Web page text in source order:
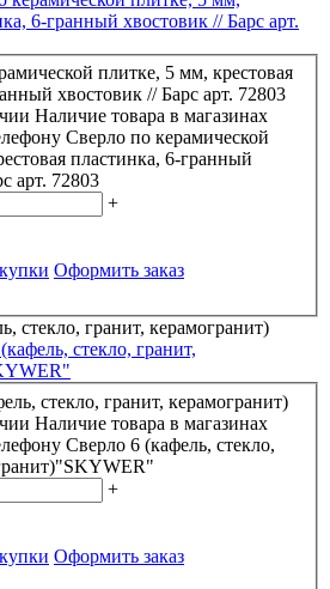
6-гранный хвостовик // Барс арт.
Наличие товара в магазинах
Сверло по керамической
пластинка, 6-гранный
арт. 72803
+
Оформить заказ
стекло, гранит,
Наличие товара в магазинах
Сверло 6 (кафель, стекло,
+
Оформить заказ